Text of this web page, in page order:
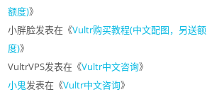
额度)》
小胖脸发表在《Vultr购买教程(中文配图，另送额
度)》
VultrVPS发表在《Vultr中文咨询》
小鬼发表在《Vultr中文咨询》